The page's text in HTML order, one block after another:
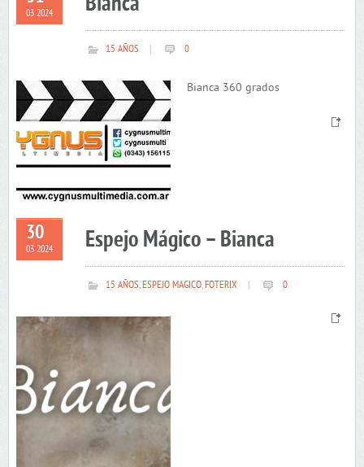
03 2024
15 AÑOS 0
Bianca 360 grados
30
03 2024 Espejo Mágico – Bianca
15 AÑOS,ESPEJO MAGICO,FOTERIX 0